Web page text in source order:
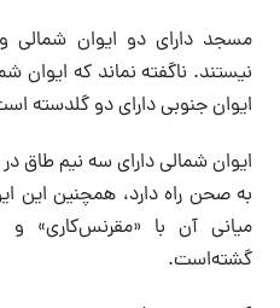
مسجد دارای دو ایوان شمالی
نیستند. ناگفته نماند که ایوان
ایوان جنوبی دارای دو گلدسته
ایوان شمالی دارای سه نیم
میانی آن با «مقرنس‌کاری»
گشته‌است.